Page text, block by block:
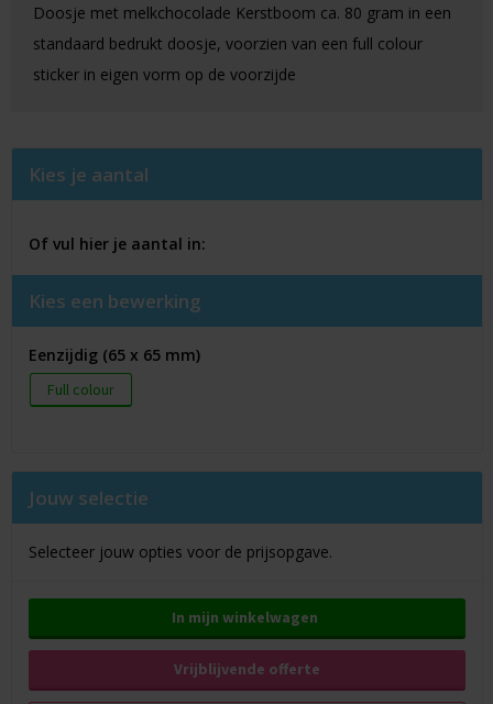
Doosje met melkchocolade Kerstboom ca. 80 gram in een
standaard bedrukt doosje, voorzien van een full colour
sticker in eigen vorm op de voorzijde
Kies je aantal
Of vul hier je aantal in:
Kies een bewerking
Eenzijdig (65 x 65 mm)
Full colour
Jouw selectie
Selecteer jouw opties voor de prijsopgave.
In mijn winkelwagen
Vrijblijvende offerte